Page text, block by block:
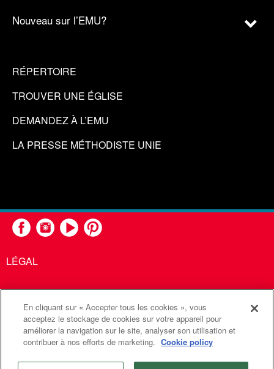
Nouveau sur l’EMU?
RÉPERTOIRE
TROUVER UNE ÉGLISE
DEMANDEZ À L’EMU
LA PRESSE MÉTHODISTE UNIE
LÉGAL
United Methodist Communications est une agence de l'Église
Méthodiste Unie
Communications Méthodistes Unies. Tous droits
réservés
En cliquant sur « Accepter tous les cookies », vous
acceptez le stockage de cookies sur votre appareil pour
améliorer la navigation sur le site, analyser son utilisation et
contribuer à nos efforts de marketing. Cookie policy